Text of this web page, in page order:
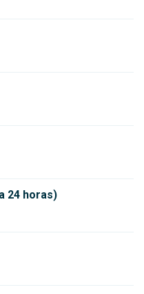
24 horas)